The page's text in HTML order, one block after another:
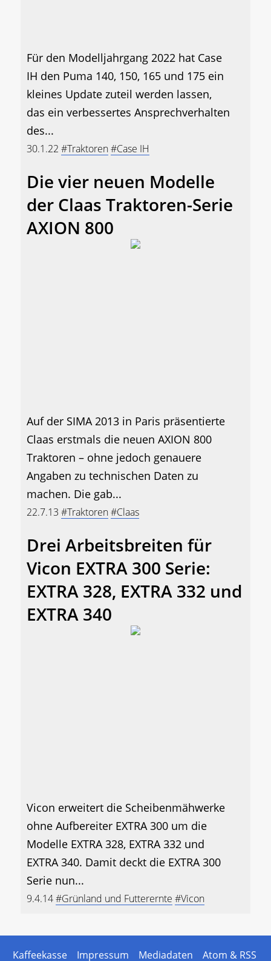
Für den Modelljahrgang 2022 hat Case
IH den Puma 140, 150, 165 und 175 ein
kleines Update zuteil werden lassen,
das ein verbessertes Ansprechverhalten
des...
30.1.22 #Traktoren#Case IH
Die vier neuen Modelle
der Claas Traktoren-Serie
AXION 800
Auf der SIMA 2013 in Paris präsentierte
Claas erstmals die neuen AXION 800
Traktoren – ohne jedoch genauere
Angaben zu technischen Daten zu
machen. Die gab...
22.7.13 #Traktoren#Claas
Drei Arbeitsbreiten für
Vicon EXTRA 300 Serie:
EXTRA 328, EXTRA 332 und
EXTRA 340
Vicon erweitert die Scheibenmähwerke
ohne Aufbereiter EXTRA 300 um die
Modelle EXTRA 328, EXTRA 332 und
EXTRA 340. Damit deckt die EXTRA 300
Serie nun...
9.4.14#Grünland und Futterernte #Vicon
Kaffeekasse Impressum Mediadaten Atom & RSS